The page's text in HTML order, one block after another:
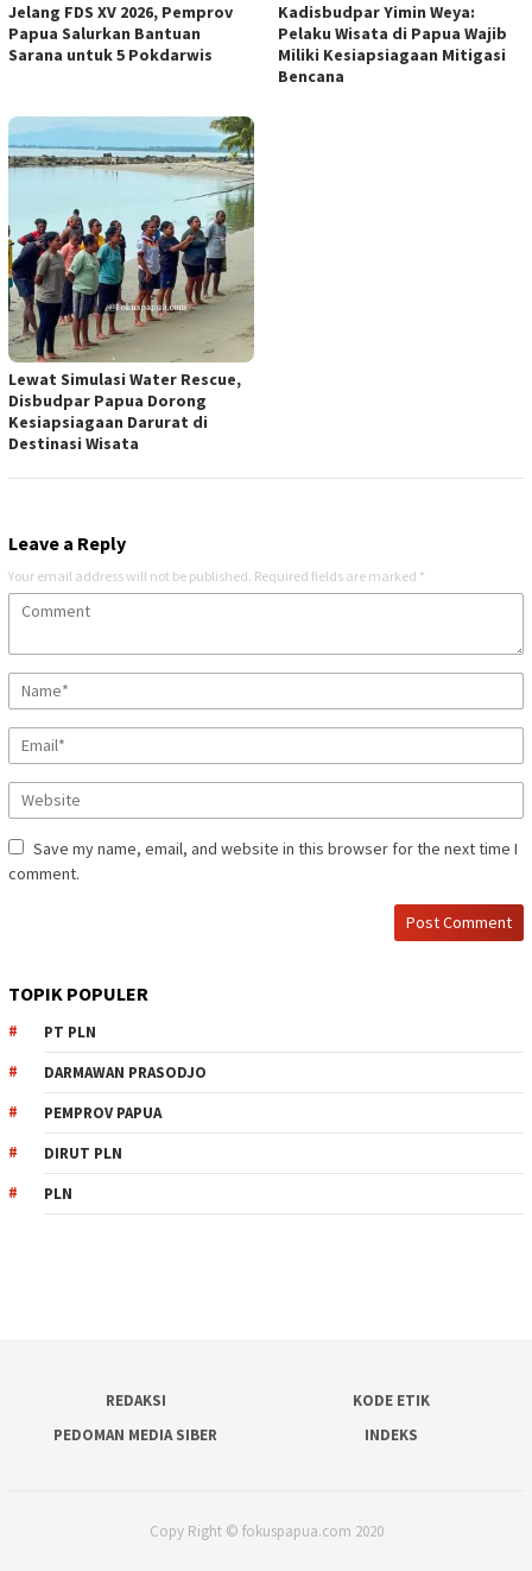
Jelang FDS XV 2026, Pemprov
Papua Salurkan Bantuan
Sarana untuk 5 Pokdarwis
Kadisbudpar Yimin Weya:
Pelaku Wisata di Papua Wajib
Miliki Kesiapsiagaan Mitigasi
Bencana
Lewat Simulasi Water Rescue,
Disbudpar Papua Dorong
Kesiapsiagaan Darurat di
Destinasi Wisata
Leave a Reply
Your email address will not be published. Required fields are marked *
Save my name, email, and website in this browser for the next time I
comment.
TOPIK POPULER
PT PLN
DARMAWAN PRASODJO
PEMPROV PAPUA
DIRUT PLN
PLN
REDAKSI
KODE ETIK
PEDOMAN MEDIA SIBER
INDEKS
Copy Right © fokuspapua.com 2020